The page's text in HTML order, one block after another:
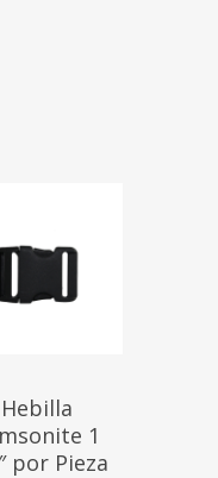
Hebilla
1
por Pieza